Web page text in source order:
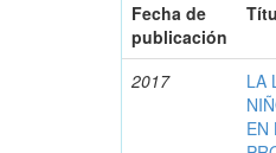
Fecha de
publicación
2017
LA
EN